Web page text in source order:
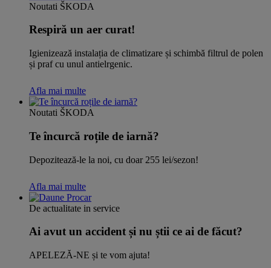
Noutati ŠKODA
Respiră un aer curat!
Igienizează instalația de climatizare și schimbă filtrul de polen
și praf cu unul antielrgenic.
Afla mai multe
Noutati ŠKODA
Te încurcă roțile de iarnă?
Depozitează-le la noi, cu doar 255 lei/sezon!
Afla mai multe
De actualitate in service
Ai avut un accident și nu știi ce ai de făcut?
APELEZĂ-NE și te vom ajuta!